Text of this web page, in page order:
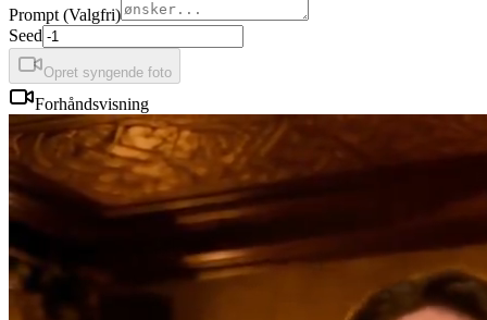
Prompt (Valgfri)
Seed
Opret syngende foto
Forhåndsvisning